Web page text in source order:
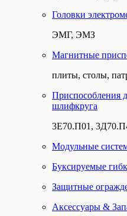
Головки
ЭМГ, ЭМЗ
Магнитные
плиты, столы,
Приспособления
шлифкруга
3Е70.П01,
Модульные
Буксируемые
Защитные
Аксессуары &